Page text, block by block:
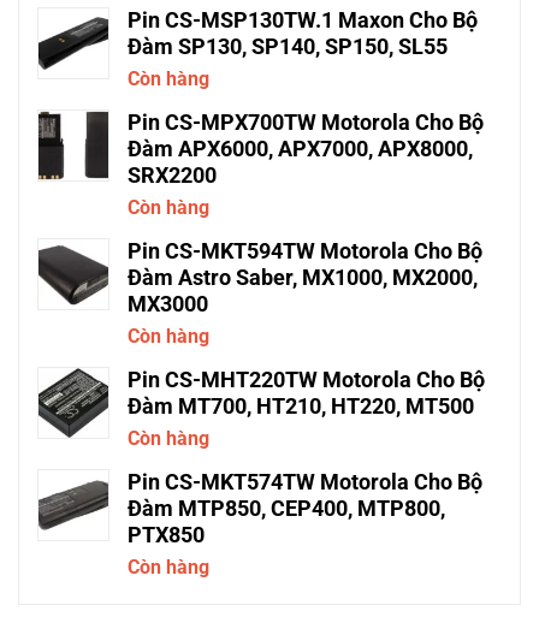
Pin CS-MSP130TW.1 Maxon Cho Bộ
Đàm SP130, SP140, SP150, SL55
Còn hàng
Pin CS-MPX700TW Motorola Cho Bộ
Đàm APX6000, APX7000, APX8000,
SRX2200
Còn hàng
Pin CS-MKT594TW Motorola Cho Bộ
Đàm Astro Saber, MX1000, MX2000,
MX3000
Còn hàng
Pin CS-MHT220TW Motorola Cho Bộ
Đàm MT700, HT210, HT220, MT500
Còn hàng
Pin CS-MKT574TW Motorola Cho Bộ
Đàm MTP850, CEP400, MTP800,
PTX850
Còn hàng